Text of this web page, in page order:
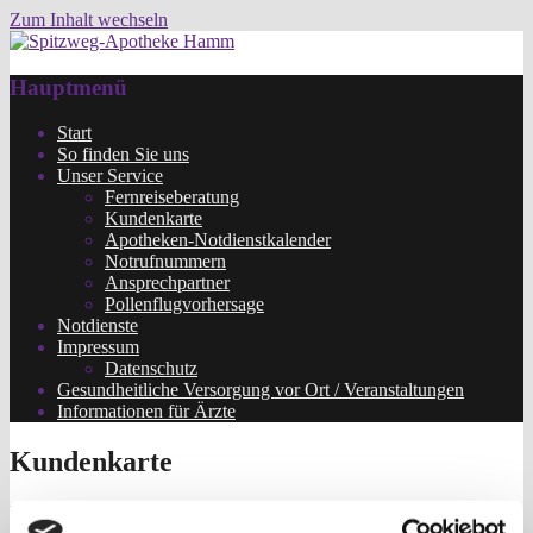
Zum Inhalt wechseln
Spitzweg-Apotheke Hamm
Die Hammer Apotheke!
Hauptmenü
Start
So finden Sie uns
Unser Service
Fernreiseberatung
Kundenkarte
Apotheken-Notdienstkalender
Notrufnummern
Ansprechpartner
Pollenflugvorhersage
Notdienste
Impressum
Datenschutz
Gesundheitliche Versorgung vor Ort / Veranstaltungen
Informationen für Ärzte
Kundenkarte
Nutzen Sie die Vorteile unserer Kundendatei!